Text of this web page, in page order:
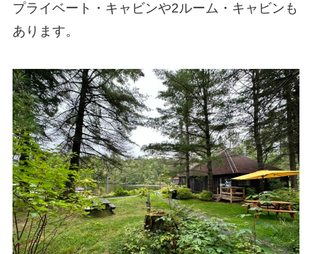
プライベート・キャビンや2ルーム・キャビンも
あります。